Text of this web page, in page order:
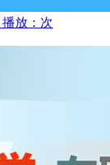
播放：次